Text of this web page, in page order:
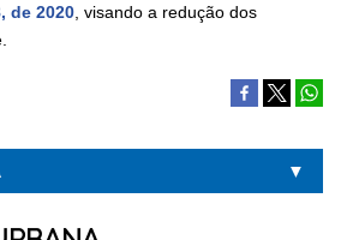
de 2020 , visando a redução dos